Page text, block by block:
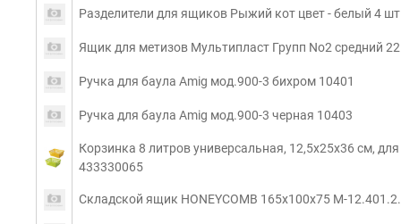
Разделители для ящиков Рыжий кот цвет - белый 4
Ящик для метизов Мультипласт Групп No2 средний
Ручка для баула Amig мод.900-3 бихром 10401
Ручка для баула Amig мод.900-3 черная 10403
Корзинка 8 литров универсальная, 12,5х25х36 см,
433330065
Складской ящик HONEYCOMB 165x100x75 M-